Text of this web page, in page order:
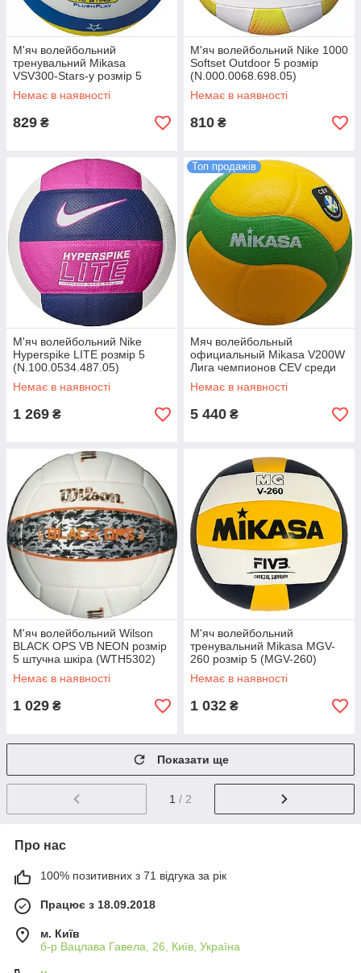
М'яч волейбольний
тренувальний Mikasa
VSV300-Stars-y розмір 5
(VSV300-Stars-y)
Немає в наявності
829 ₴
М'яч волейбольний Nike 1000
Softset Outdoor 5 розмір
(N.000.0068.698.05)
Немає в наявності
810 ₴
М'яч волейбольний Nike
Hyperspike LITE розмір 5
(N.100.0534.487.05)
Немає в наявності
1 269 ₴
Топ продажів
Мяч волейбольный
официальный Mikasa V200W
Лига чемпионов CEV среди
женщин (V200W-CEV)
Немає в наявності
5 440 ₴
М'яч волейбольний Wilson
BLACK OPS VB NEON розмір
5 штучна шкіра (WTH5302)
Немає в наявності
1 029 ₴
М'яч волейбольний
тренувальний Mikasa MGV-
260 розмір 5 (MGV-260)
Немає в наявності
1 032 ₴
Показати ще
1 / 2
Про нас
100% позитивних з 71 відгука за рік
Працює з 18.09.2018
м. Київ
б-р Вацлава Гавела, 26, Київ, Україна